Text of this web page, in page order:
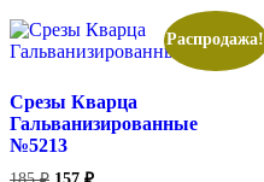
Распродажа!
Срезы Кварца
Гальванизированные
№5213
Первоначальная
Текущая